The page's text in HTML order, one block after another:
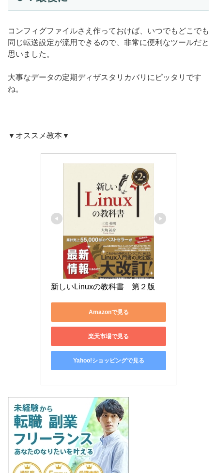
コンフィグファイルさえ作っておけば、いつでもどこでも
同じ転送設定が流用できるので、非常に便利なツールだと
思いました。
大事なデータの定期ディザスタリカバリにピッタリです
ね。
▼オススメ教本▼
新しいLinuxの教科書　第２版
Amazonで見る
楽天市場で見る
Yahoo!ショッピングで見る